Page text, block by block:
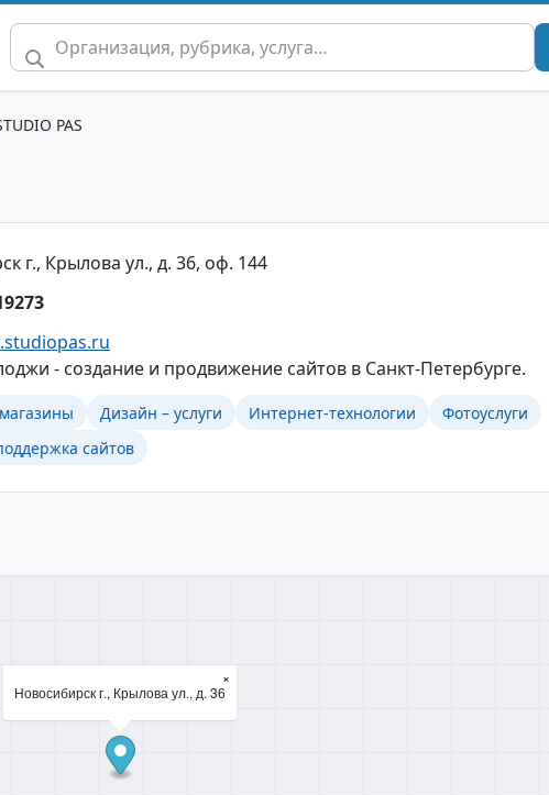
PAS
г., Крылова ул., д. 36, оф. 144
- создание и продвижение сайтов в Санкт-Петербурге.
Дизайн – услуги Интернет-технологии
Фотоуслуги
сайтов
Новосибирск г., Крылова ул., д. 36
×